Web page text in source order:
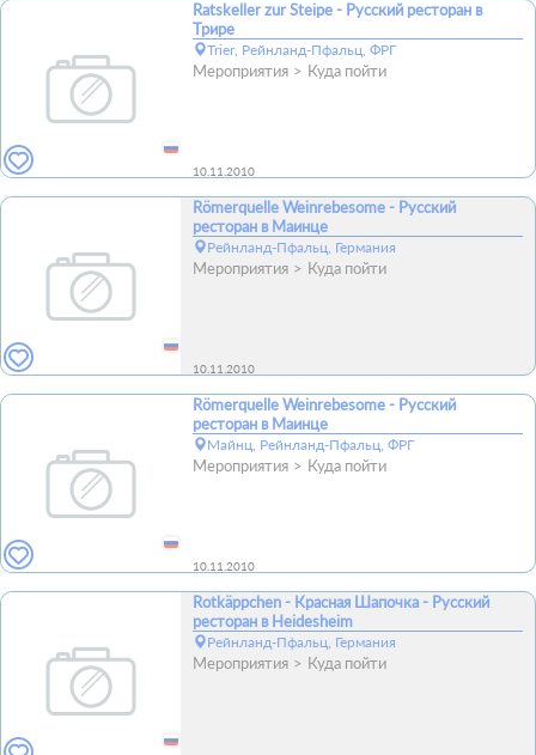
Ratskeller zur Steipe - Русский ресторан в
Трире
Trier, Рейнланд-Пфальц, ФРГ
Мероприятия Куда пойти
10.11.2010
Römerquelle Weinrebesome - Русский
ресторан в Маинце
Рейнланд-Пфальц, Германия
Мероприятия Куда пойти
10.11.2010
Römerquelle Weinrebesome - Русский
ресторан в Маинце
Майнц, Рейнланд-Пфальц, ФРГ
Мероприятия Куда пойти
10.11.2010
Rotkäppchen - Красная Шапочка - Русский
ресторан в Heidesheim
Рейнланд-Пфальц, Германия
Мероприятия Куда пойти